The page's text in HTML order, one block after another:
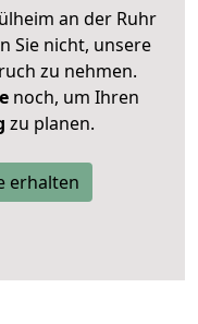
an der Ruhr
Sie nicht, unsere
zu nehmen.
noch, um Ihren
zu planen.
erhalten